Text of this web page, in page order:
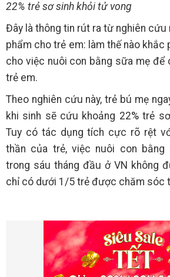
22% trẻ sơ sinh khỏi tử vong
Đây là thông tin rút ra từ nghiên
phẩm cho trẻ em: làm thế nào khắc
cho việc nuôi con bằng sữa mẹ
trẻ em.
Theo nghiên cứu này, trẻ bú mẹ
khi sinh sẽ cứu khoảng 22% trẻ
Tuy có tác dụng tích cực rõ rệt
thần của trẻ, việc nuôi con bằng
trong sáu tháng đầu ở VN không
chỉ có dưới 1/5 trẻ được chăm sóc